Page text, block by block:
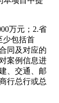
万元；2.省
少包括首
同及对应的
案例信息进
、交通、邮
行总行或总